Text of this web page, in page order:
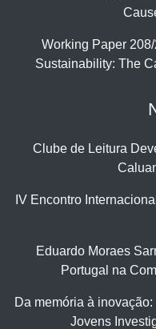
Working Paper
Sustainability: The
Clube de Leitura
IV Encontro
Eduardo Moraes
Portugal na
Da memória à
Jovens